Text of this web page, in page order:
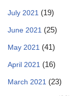
July 2021 (19)
June 2021 (25)
May 2021 (41)
April 2021 (16)
March 2021 (23)